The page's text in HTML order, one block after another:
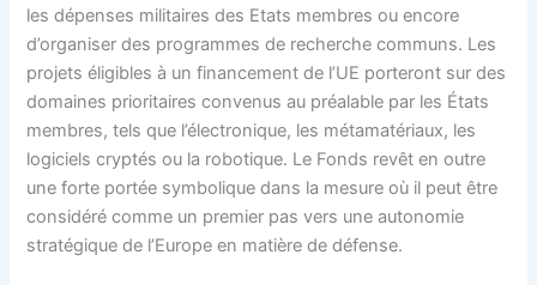
les dépenses militaires des Etats membres ou encore
d’organiser des programmes de recherche communs. Les
projets éligibles à un financement de l’UE porteront sur des
domaines prioritaires convenus au préalable par les États
membres, tels que l’électronique, les métamatériaux, les
logiciels cryptés ou la robotique. Le Fonds revêt en outre
une forte portée symbolique dans la mesure où il peut être
considéré comme un premier pas vers une autonomie
stratégique de l’Europe en matière de défense.